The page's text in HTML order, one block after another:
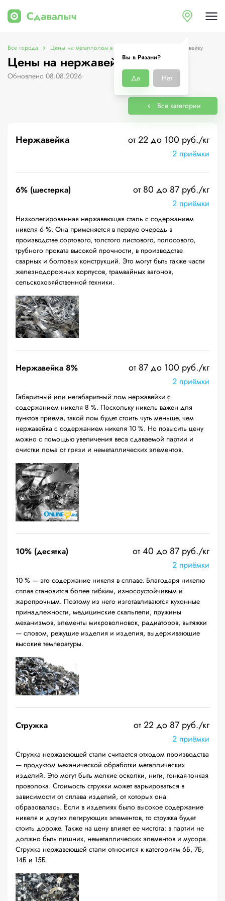
Вы в Рязани?
Да Нет
Все города Цены на металлолом в Рязани Цены на нержавейку
Цены на нержавейку в Рязани
Обновлено 08.08.2026
Все категории
Нержавейка от 22 до 100 руб./кг
2 приёмки
6% (шестерка) от 80 до 87 руб./кг
2 приёмки
Низколегированная нержавеющая сталь с содержанием
никеля 6 %. Она применяется в первую очередь в
производстве сортового, толстого листового, полосового,
трубного проката высокой прочности, в производстве
сварных и болтовых конструкций. Это могут быть также части
железнодорожных корпусов, трамвайных вагонов,
сельскохозяйственной техники.
Нержавейка 8% от 87 до 100 руб./кг
2 приёмки
Габаритный или негабаритный лом нержавейки с
содержанием никеля 8 %. Поскольку никель важен для
пунктов приема, такой лом будет стоить чуть меньше, чем
нержавейка с содержанием никеля 10 %. Но повысить цену
можно с помощью увеличения веса сдаваемой партии и
очистки лома от грязи и неметаллических элементов.
10% (десятка) от 40 до 87 руб./кг
2 приёмки
10 % — это содержание никеля в сплаве. Благодаря никелю
сплав становится более гибким, износоустойчивым и
жаропрочным. Поэтому из него изготавливаются кухонные
принадлежности, медицинские скальпели, пружины
механизмов, элементы микроволновок, радиаторов, вытяжки
— словом, режущие изделия и изделия, выдерживающие
высокие температуры.
Стружка от 22 до 87 руб./кг
2 приёмки
Стружка нержавеющей стали считается отходом производства
— продуктом механической обработки металлических
изделий. Это могут быть мелкие осколки, нити, тонкая-тонкая
проволока. Стоимость стружки может варьироваться в
зависимости от сплава изделий, от которых она
образовалась. Если в изделиях было высокое содержание
никеля и других легирующих элементов, то стружка будет
стоить дороже. Также на цену влияет ее чистота: в партии не
должно быть лишних, неметаллических элементов и мусора.
Стружка нержавеющей стали относится к категориям 6Б, 7Б,
14Б и 15Б.